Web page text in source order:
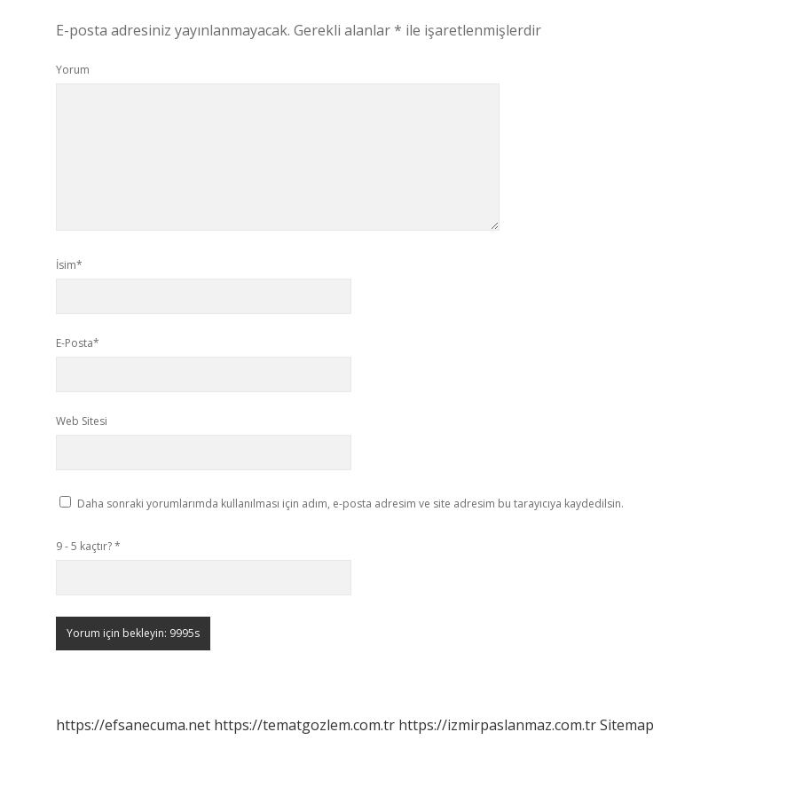
E-posta adresiniz yayınlanmayacak. Gerekli alanlar* ile işaretlenmişlerdir
Yorum
İsim*
E-Posta*
Web Sitesi
Daha sonraki yorumlarımda kullanılması için adım, e-posta adresim ve site adresim bu tarayıcıya kaydedilsin.
9 - 5 kaçtır?*
https://efsanecuma.net https://tematgozlem.com.tr https://izmirpaslanmaz.com.trSitemap